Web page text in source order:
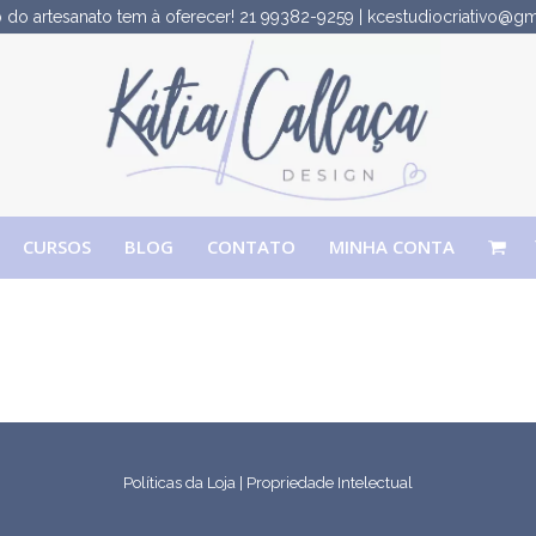
artesanato tem à oferecer! 21 99382-9259 |
CURSOS BLOG CONTATO MINHA CONTA
Políticas da Loja Propriedade Intelectual